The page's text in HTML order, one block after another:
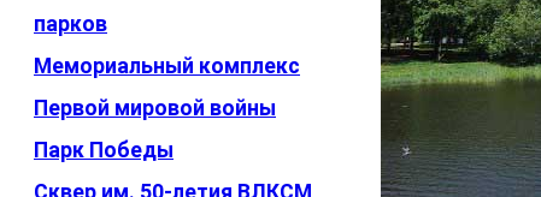
парков
Мемориальный комплекс
Первой мировой войны
Парк Победы
Сквер им. 50-летия ВЛКСМ